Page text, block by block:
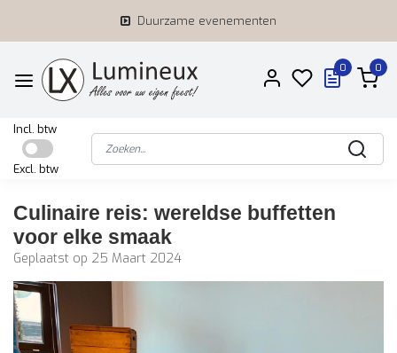
Duurzame evenementen
0 0
Incl. btw
Excl. btw
Culinaire reis: wereldse buffetten
voor elke smaak
Geplaatst op 25 Maart 2024